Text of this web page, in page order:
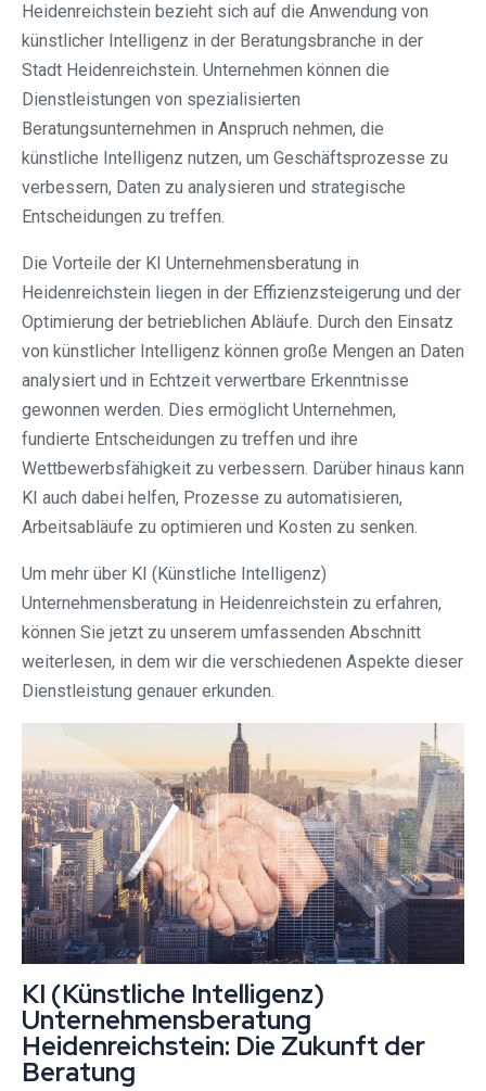
Heidenreichstein bezieht sich auf die Anwendung von
künstlicher Intelligenz in der Beratungsbranche in der
Stadt Heidenreichstein. Unternehmen können die
Dienstleistungen von spezialisierten
Beratungsunternehmen in Anspruch nehmen, die
künstliche Intelligenz nutzen, um Geschäftsprozesse zu
verbessern, Daten zu analysieren und strategische
Entscheidungen zu treffen.
Die Vorteile der KI Unternehmensberatung in
Heidenreichstein liegen in der Effizienzsteigerung und der
Optimierung der betrieblichen Abläufe. Durch den Einsatz
von künstlicher Intelligenz können große Mengen an Daten
analysiert und in Echtzeit verwertbare Erkenntnisse
gewonnen werden. Dies ermöglicht Unternehmen,
fundierte Entscheidungen zu treffen und ihre
Wettbewerbsfähigkeit zu verbessern. Darüber hinaus kann
KI auch dabei helfen, Prozesse zu automatisieren,
Arbeitsabläufe zu optimieren und Kosten zu senken.
Um mehr über KI (Künstliche Intelligenz)
Unternehmensberatung in Heidenreichstein zu erfahren,
können Sie jetzt zu unserem umfassenden Abschnitt
weiterlesen, in dem wir die verschiedenen Aspekte dieser
Dienstleistung genauer erkunden.
KI (Künstliche Intelligenz)
Unternehmensberatung
Heidenreichstein: Die Zukunft der
Beratung